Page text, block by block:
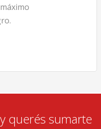
querés sumarte